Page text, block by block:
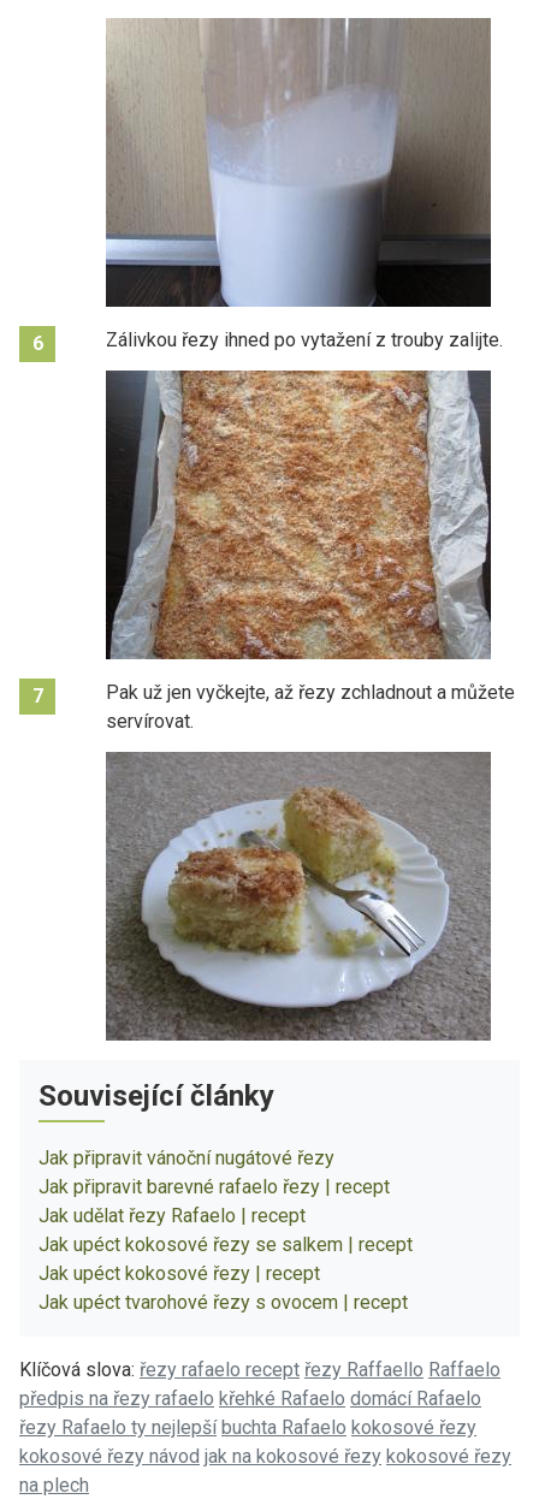
6 Zálivkou řezy ihned po vytažení z trouby zalijte.
7
Pak už jen vyčkejte, až řezy zchladnout a můžete
servírovat.
Související články
Jak připravit vánoční nugátové řezy
Jak připravit barevné rafaelo řezy | recept
Jak udělat řezy Rafaelo | recept
Jak upéct kokosové řezy se salkem | recept
Jak upéct kokosové řezy | recept
Jak upéct tvarohové řezy s ovocem | recept
Klíčová slova: řezy rafaelo recept řezy Raffaello Raffaelo
předpis na řezy rafaelo křehké Rafaelo domácí Rafaelo
řezy Rafaelo ty nejlepší buchta Rafaelo kokosové řezy
kokosové řezy návod jak na kokosové řezy kokosové řezy
na plech